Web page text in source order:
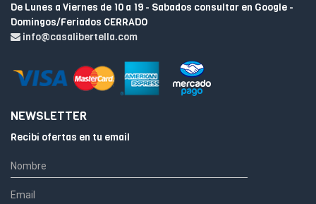
De Lunes a Viernes de 10 a 19 - Sabados consultar en Google -
Domingos/Feriados CERRADO
info@casalibertella.com
NEWSLETTER
Recibí ofertas en tu email